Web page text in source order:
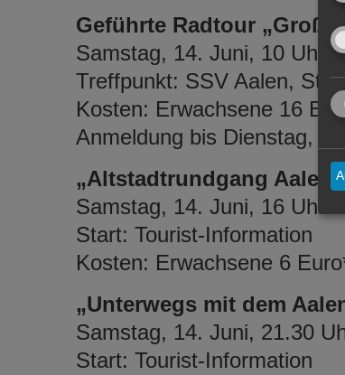
Geführte Radtour
Samstag, 14. Juni, 10 Uhr
Treffpunkt: SSV Aalen,
Kosten: Erwachsene 16
Anmeldung bis Dienstag,
„Altstadtrundgang
Samstag, 14. Juni, 16 Uhr
Start: Tourist-Information
Kosten: Erwachsene 6
„Unterwegs mit dem
Samstag, 14. Juni, 21.30
Start: Tourist-Information